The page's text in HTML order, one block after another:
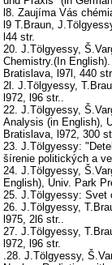
l8. Zaujíma Vás
l9 T.Braun,
l44 str.
20. J.Tölgyessy,
Chemistry.(In
Bratislava, l97l, 440
2l. J.Tölgyessy,
l972, l96 str..
22. J.Tölgyessy,
Analysis (in English),
Bratislava, l972, 300
23. J.Tölgyessy:
šírenie politických a
24. J.Tölgyessy,
English), Univ. Park
25. J.Tölgyessy: Svet
26. J.Tölgyessy,
l975, 2l6 str..
27. J.Tölgyessy,
l972, l96 str.
.28. J.Tölgyessy,